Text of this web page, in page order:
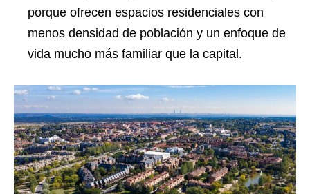
porque ofrecen espacios residenciales con
menos densidad de población y un enfoque de
vida mucho más familiar que la capital.